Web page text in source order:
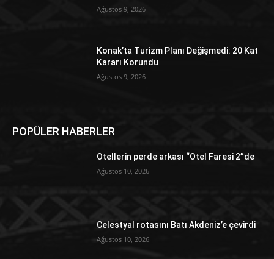
Ağustos 9, 2026
Konak’ta Turizm Planı Değişmedi: 20 Kat
Kararı Korundu
Ağustos 9, 2026
POPÜLER HABERLER
Otellerin perde arkası “Otel Faresi 2”de
Ağustos 10, 2026
Celestyal rotasını Batı Akdeniz’e çevirdi
Ağustos 10, 2026